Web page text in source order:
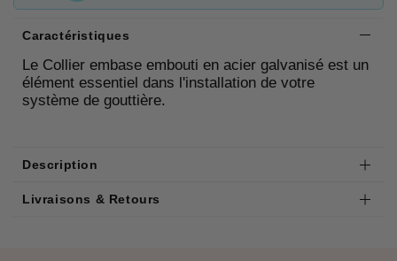
Caractéristiques
Le Collier embase embouti en acier galvanisé est un
élément essentiel dans l'installation de votre
système de gouttière.
Description
Livraisons & Retours